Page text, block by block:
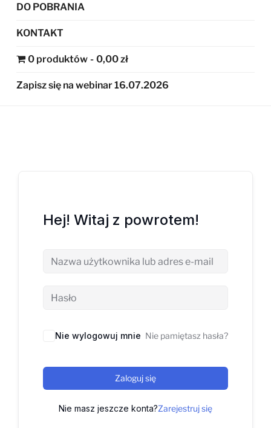
DO POBRANIA
KONTAKT
0 produktów 0,00 zł
Zapisz się na webinar 16.07.2026
Hej! Witaj z powrotem!
Nie wylogowuj mnie Nie pamiętasz hasła?
Zaloguj się
Nie masz jeszcze konta?Zarejestruj się